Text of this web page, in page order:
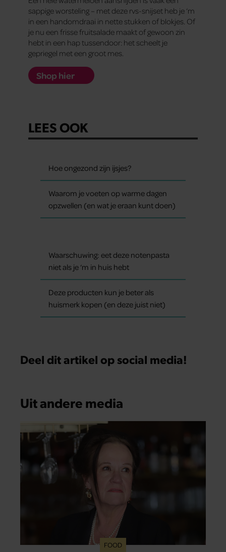
sappige worsteling – met deze rvs-snijset heb je ‘m
in een handomdraai in nette stukken of blokjes. Of
je nu een frisse fruitsalade maakt of gewoon zin
hebt in een hap tussendoor: het scheelt je
gepriegel met een groot mes.
Shop hier
LEES OOK
Hoe ongezond zijn ijsjes?
Waarom je voeten op warme dagen
opzwellen (en wat je eraan kunt doen)
Waarschuwing: eet deze notenpasta
niet als je ‘m in huis hebt
Deze producten kun je beter als
huismerk kopen (en deze juist niet)
Deel dit artikel op social media!
Uit andere media
FOOD